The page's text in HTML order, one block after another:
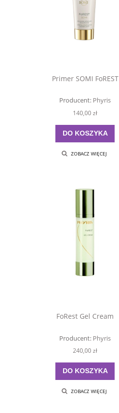
Primer SOMI FoREST
Producent: Phyris
140,00 zł
DO KOSZYKA
ZOBACZ WIĘCEJ
FoRest Gel Cream
Producent: Phyris
240,00 zł
DO KOSZYKA
ZOBACZ WIĘCEJ